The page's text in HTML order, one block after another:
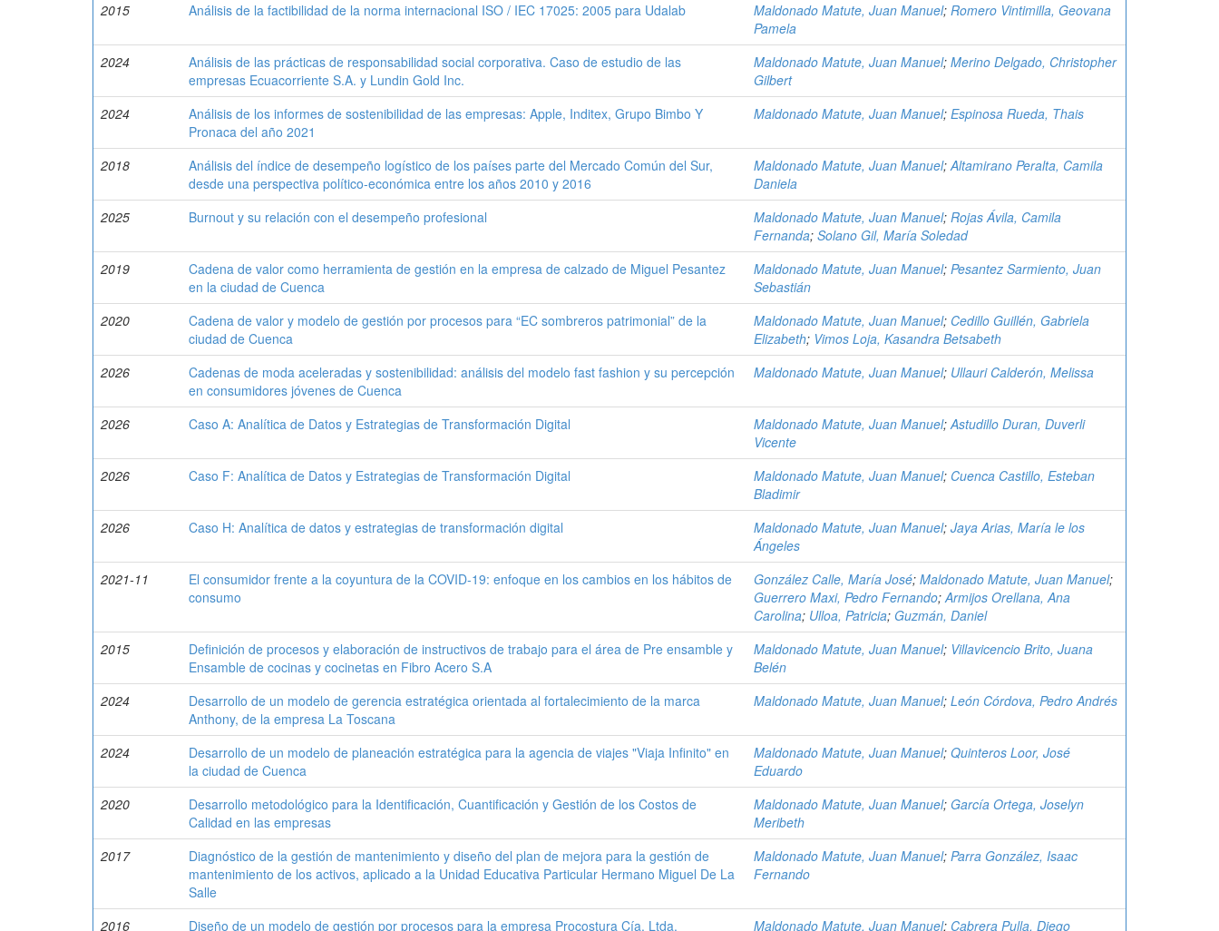
2015
Análisis de la factibilidad de la norma internacional ISO / IEC 17025: 2005 para Udalab Maldonado Matute, Juan Manuel; Romero Vintimilla, Geovana
Pamela
2024
Análisis de las prácticas de responsabilidad social corporativa. Caso de estudio de las
empresas Ecuacorriente S.A. y Lundin Gold Inc.
Maldonado Matute, Juan Manuel; Merino Delgado, Christopher
Gilbert
2024
Análisis de los informes de sostenibilidad de las empresas: Apple, Inditex, Grupo Bimbo Y
Pronaca del año 2021
Maldonado Matute, Juan Manuel; Espinosa Rueda, Thais
2018
Análisis del índice de desempeño logístico de los países parte del Mercado Común del Sur,
desde una perspectiva político-económica entre los años 2010 y 2016
Maldonado Matute, Juan Manuel;Altamirano Peralta, Camila
Daniela
2025
Burnout y su relación con el desempeño profesional Maldonado Matute, Juan Manuel; Rojas Ávila, Camila
Fernanda; Solano Gil, María Soledad
2019
Cadena de valor como herramienta de gestión en la empresa de calzado de Miguel Pesantez
en la ciudad de Cuenca
Maldonado Matute, Juan Manuel; Pesantez Sarmiento, Juan
Sebastián
2020
Cadena de valor y modelo de gestión por procesos para “EC sombreros patrimonial” de la
ciudad de Cuenca
Maldonado Matute, Juan Manuel; Cedillo Guillén, Gabriela
Elizabeth; Vimos Loja, Kasandra Betsabeth
2026
Cadenas de moda aceleradas y sostenibilidad: análisis del modelo fast fashion y su percepción
en consumidores jóvenes de Cuenca
Maldonado Matute, Juan Manuel; Ullauri Calderón, Melissa
2026 Caso A: Analítica de Datos y Estrategias de Transformación Digital Maldonado Matute, Juan Manuel;Astudillo Duran, Duverli
Vicente
2026
Caso F: Analítica de Datos y Estrategias de Transformación Digital Maldonado Matute, Juan Manuel; Cuenca Castillo, Esteban
Bladimir
2026
Caso H: Analítica de datos y estrategias de transformación digital Maldonado Matute, Juan Manuel; Jaya Arias, María le los
Ángeles
2021-11
El consumidor frente a la coyuntura de la COVID-19: enfoque en los cambios en los hábitos de
consumo
González Calle, María José; Maldonado Matute, Juan Manuel;
Guerrero Maxi, Pedro Fernando;Armijos Orellana, Ana
Carolina; Ulloa, Patricia; Guzmán, Daniel
2015
Definición de procesos y elaboración de instructivos de trabajo para el área de Pre ensamble y
Ensamble de cocinas y cocinetas en Fibro Acero S.A
Maldonado Matute, Juan Manuel; Villavicencio Brito, Juana
Belén
2024
Desarrollo de un modelo de gerencia estratégica orientada al fortalecimiento de la marca
Anthony, de la empresa La Toscana
Maldonado Matute, Juan Manuel; León Córdova, Pedro Andrés
2024
Desarrollo de un modelo de planeación estratégica para la agencia de viajes "Viaja Infinito" en
la ciudad de Cuenca
Maldonado Matute, Juan Manuel; Quinteros Loor, José
Eduardo
2020
Desarrollo metodológico para la Identificación, Cuantificación y Gestión de los Costos de
Calidad en las empresas
Maldonado Matute, Juan Manuel; García Ortega, Joselyn
Meribeth
2017
Diagnóstico de la gestión de mantenimiento y diseño del plan de mejora para la gestión de
mantenimiento de los activos, aplicado a la Unidad Educativa Particular Hermano Miguel De La
Salle
Maldonado Matute, Juan Manuel; Parra González, Isaac
Fernando
2016 Diseño de un modelo de gestión por procesos para la empresa Procostura Cía. Ltda. Maldonado Matute, Juan Manuel; Cabrera Pulla, Diego